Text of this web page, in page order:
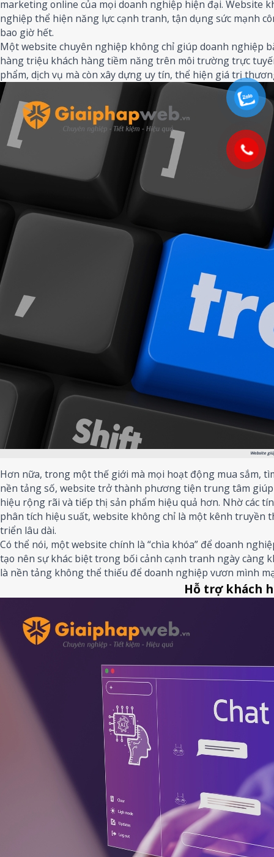
marketing online của mọi doanh nghiệp hiện đại. Website
nghiệp thể hiện năng lực cạnh tranh, tận dụng sức mạnh
bao giờ hết.
Một website chuyên nghiệp không chỉ giúp doanh nghiệp
hàng triệu khách hàng tiềm năng trên môi trường trực
phẩm, dịch vụ mà còn xây dựng uy tín, thể hiện giá trị
Website
Hơn nữa, trong một thế giới mà mọi hoạt động mua sắm,
nền tảng số, website trở thành phương tiện trung tâm
hiệu rộng rãi và tiếp thị sản phẩm hiệu quả hơn. Nhờ các
phân tích hiệu suất, website không chỉ là một kênh truyền
triển lâu dài.
Có thể nói, một website chính là “chìa khóa” để doanh
tạo nên sự khác biệt trong bối cảnh cạnh tranh ngày càng
là nền tảng không thể thiếu để doanh nghiệp vươn mình
Hỗ trợ khách